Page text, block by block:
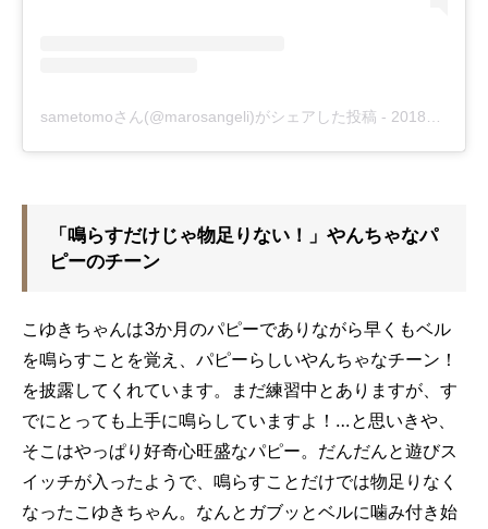
sametomoさん(@marosangeli)がシェアした投稿 - 2018年11月月18日午前4時43分PST
「鳴らすだけじゃ物足りない！」やんちゃなパ
ピーのチーン
こゆきちゃんは3か月のパピーでありながら早くもベル
を鳴らすことを覚え、パピーらしいやんちゃなチーン！
を披露してくれています。まだ練習中とありますが、す
でにとっても上手に鳴らしていますよ！…と思いきや、
そこはやっぱり好奇心旺盛なパピー。だんだんと遊びス
イッチが入ったようで、鳴らすことだけでは物足りなく
なったこゆきちゃん。なんとガブッとベルに噛み付き始